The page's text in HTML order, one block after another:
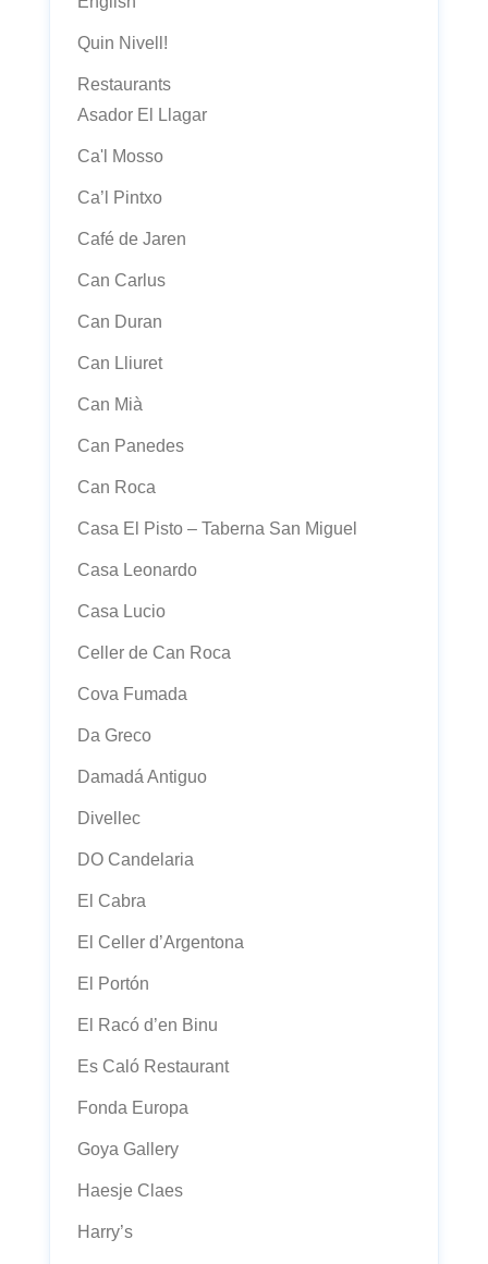
Quin Nivell!
Restaurants
Asador El Llagar
Ca'l Mosso
Ca’l Pintxo
Café de Jaren
Can Carlus
Can Duran
Can Lliuret
Can Mià
Can Panedes
Can Roca
Casa El Pisto – Taberna San Miguel
Casa Leonardo
Casa Lucio
Celler de Can Roca
Cova Fumada
Da Greco
Damadá Antiguo
Divellec
DO Candelaria
El Cabra
El Celler d’Argentona
El Portón
El Racó d’en Binu
Es Caló Restaurant
Fonda Europa
Goya Gallery
Haesje Claes
Harry’s